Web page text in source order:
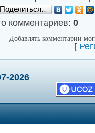
Поделиться…
комментариев: 0
Добавлять комментарии
[
2026